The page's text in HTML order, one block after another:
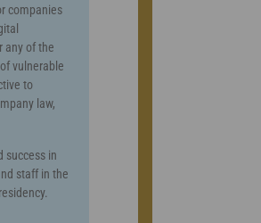
companies
any of the
vulnerable
to
law,
success in
staff in the